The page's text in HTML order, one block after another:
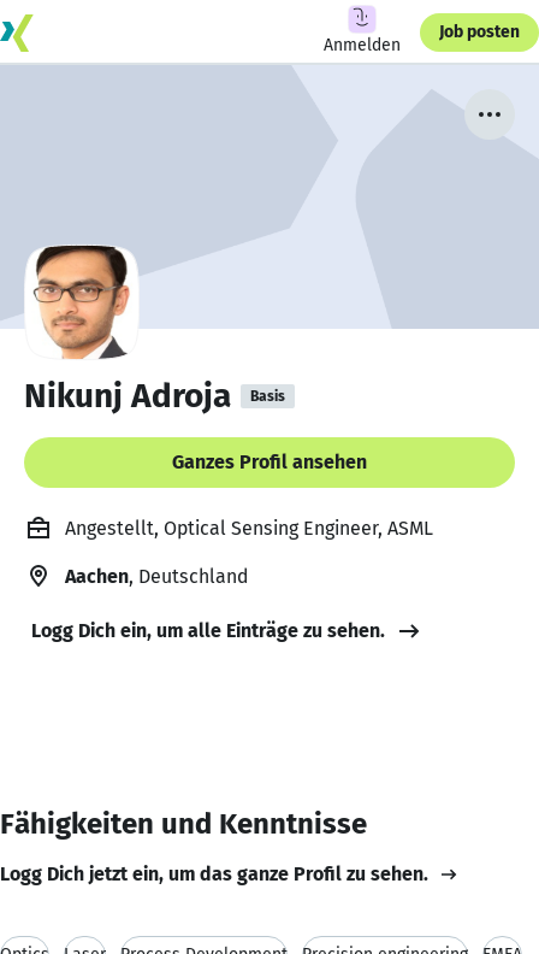
Anmelden
Job posten
Nikunj Adroja Basis
Ganzes Profil ansehen
Angestellt, Optical Sensing Engineer, ASML
Aachen, Deutschland
Logg Dich ein, um alle Einträge zu sehen.
Fähigkeiten und Kenntnisse
Logg Dich jetzt ein, um das ganze Profil zu sehen.